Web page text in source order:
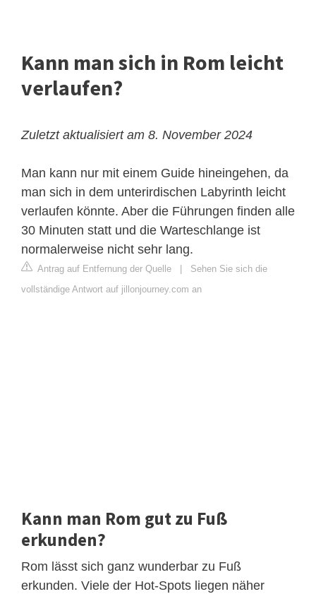
Kann man sich in Rom leicht
verlaufen?
Zuletzt aktualisiert am 8. November 2024
Man kann nur mit einem Guide hineingehen, da
man sich in dem unterirdischen Labyrinth leicht
verlaufen könnte. Aber die Führungen finden alle
30 Minuten statt und die Warteschlange ist
normalerweise nicht sehr lang.
Antrag auf Entfernung der Quelle
Sehen Sie sich die
vollständige Antwort auf jillonjourney.com an
Kann man Rom gut zu Fuß
erkunden?
Rom lässt sich ganz wunderbar zu Fuß
erkunden. Viele der Hot-Spots liegen näher